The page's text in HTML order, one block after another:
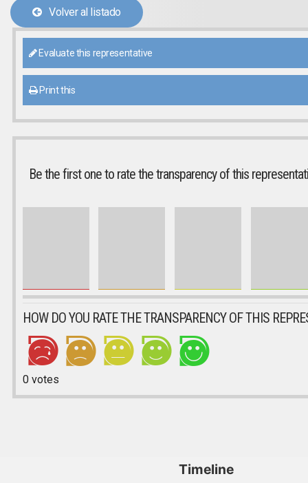
Volver al listado
Evaluate this representative
Print this
Be the first one to rate the transparency of this
HOW DO YOU RATE THE TRANSPARENCY OF THIS
0votes
Timeline